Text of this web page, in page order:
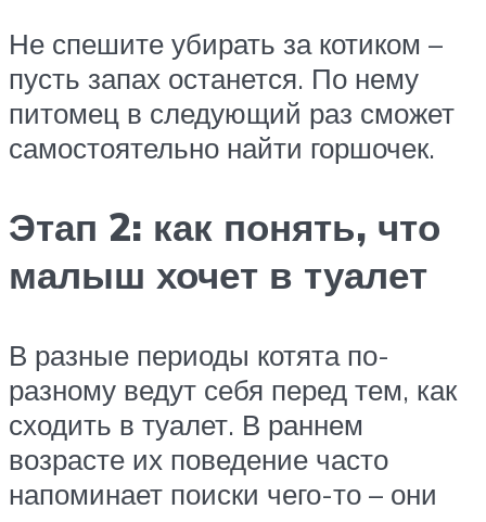
Не спешите убирать за котиком –
пусть запах останется. По нему
питомец в следующий раз сможет
самостоятельно найти горшочек.
Этап 2: как понять, что
малыш хочет в туалет
В разные периоды котята по-
разному ведут себя перед тем, как
сходить в туалет. В раннем
возрасте их поведение часто
напоминает поиски чего-то – они